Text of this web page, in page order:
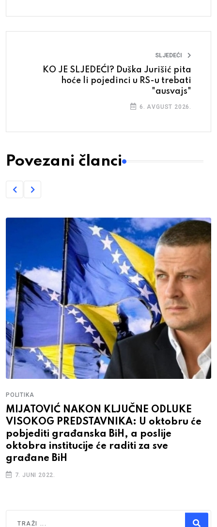
SLJEDEĆI
KO JE SLJEDEĆI? Duška Jurišić pita
hoće li pojedinci u RS-u trebati
"ausvajs"
6. AVGUST 2026.
Povezani članci
će
VOJIN MIJATOVIĆ: „Dodik je
skriva svoju politiku i ne voli Bosnu
Hercegovinu, ovo je zadnja šansa
okrenemo točak istorije“
5. JUNI 2022.